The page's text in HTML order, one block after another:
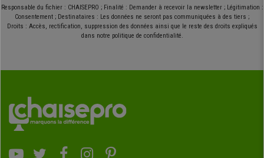
Responsable du fichier : CHAISEPRO ; Finalité : Demander à recevoir la newsletter ; Légitimation :
Consentement ; Destinataires : Les données ne seront pas communiquées à des tiers ;
Droits : Accès, rectification, suppression des données ainsi que le reste des droits expliqués
dans notre politique de confidentialité.